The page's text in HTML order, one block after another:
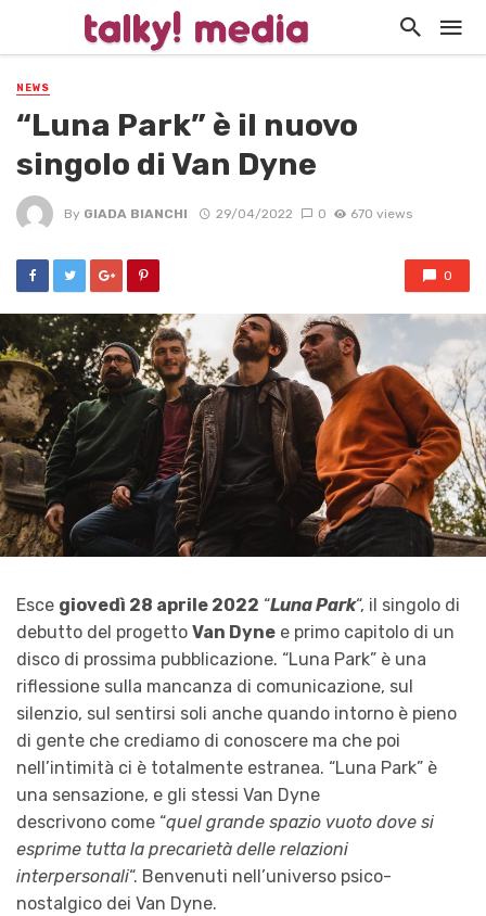
NEWS
“Luna Park” è il nuovo
singolo di Van Dyne
By GIADA BIANCHI 29/04/2022 0 670 views
0
Esce giovedì 28 aprile 2022 “Luna Park“, il singolo di
debutto del progetto Van Dyne e primo capitolo di un
disco di prossima pubblicazione. “Luna Park” è una
riflessione sulla mancanza di comunicazione, sul
silenzio, sul sentirsi soli anche quando intorno è pieno
di gente che crediamo di conoscere ma che poi
nell’intimità ci è totalmente estranea. “Luna Park” è
una sensazione, e gli stessi Van Dyne
descrivono come “quel grande spazio vuoto dove si
esprime tutta la precarietà delle relazioni
interpersonali“. Benvenuti nell’universo psico-
nostalgico dei Van Dyne.